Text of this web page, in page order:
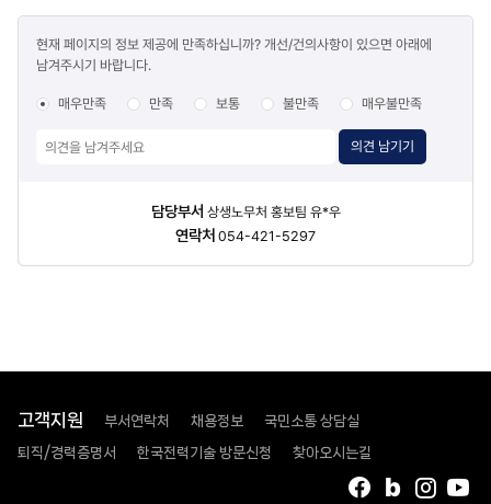
만족도
조사
현재 페이지의 정보 제공에 만족하십니까? 개선/건의사항이 있으면 아래에
남겨주시기 바랍니다.
매우만족 만족 보통 불만족 매우불만족
의견 남기기
담당부서 상생노무처 홍보팀 유*우
연락처 054-421-5297
고객지원 부서연락처 채용정보 국민소통 상담실
퇴직/경력증명서 한국전력기술 방문신청 찾아오시는길